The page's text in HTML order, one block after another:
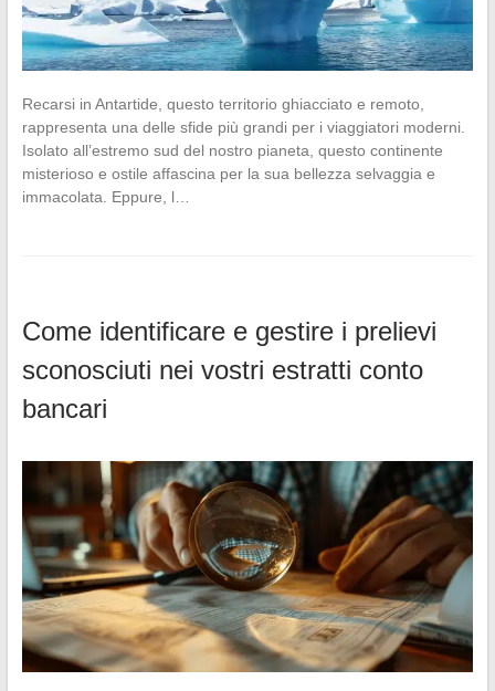
Recarsi in Antartide, questo territorio ghiacciato e remoto,
rappresenta una delle sfide più grandi per i viaggiatori moderni.
Isolato all’estremo sud del nostro pianeta, questo continente
misterioso e ostile affascina per la sua bellezza selvaggia e
immacolata. Eppure, l…
Come identificare e gestire i prelievi
sconosciuti nei vostri estratti conto
bancari